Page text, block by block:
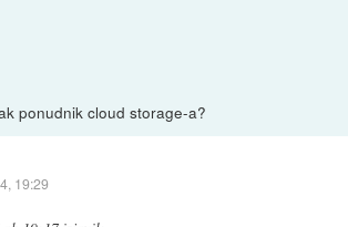
ponudnik cloud storage-a?
19:29